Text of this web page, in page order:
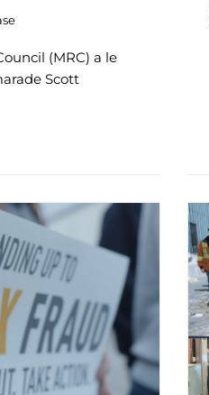
(MRC) a le
Scott